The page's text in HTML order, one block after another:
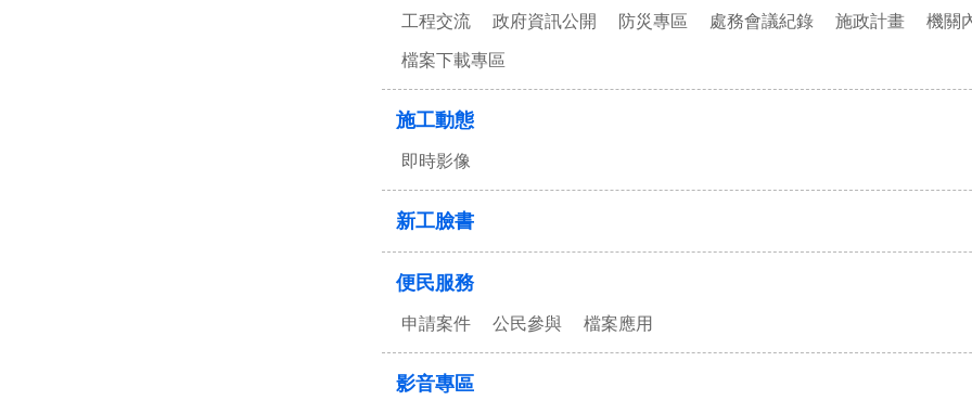
工程交流 政府資訊公開 防災專區 處務會議紀錄 施政計畫 機關
檔案下載專區
施工動態
即時影像
新工臉書
便民服務
申請案件 公民參與 檔案應用
影音專區